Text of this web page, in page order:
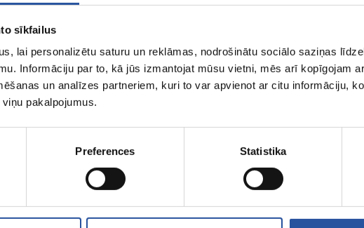
sīkfailus
lai personalizētu saturu un reklāmas, nodrošinātu sociālo saziņas
Informāciju par to, kā jūs izmantojat mūsu vietni, mēs arī kopīgojam
un analīzes partneriem, kuri to var apvienot ar citu informāciju,
pakalpojumus.
Preferences Statistika